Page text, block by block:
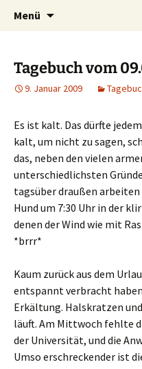
Timo Bader
Willkommen im
Menü
Tagebuch vom
9. Januar 2009
Es ist kalt. Das dürfte
kalt, um nicht zu sagen,
das, neben den vielen
unterschiedlichsten
tagsüber draußen arbeiten
Hund um 7:30 Uhr in der
denen der Wind wie mit
*brrr*
Kaum zurück aus dem
entspannt verbracht
Erkältung. Halskratzen
läuft. Am Mittwoch fehlte
der Universität, und die
Umso erschreckender ist